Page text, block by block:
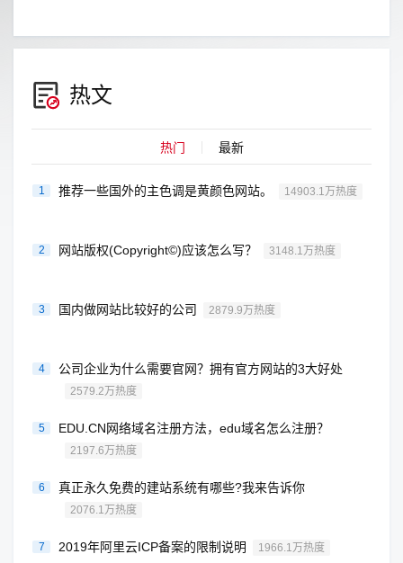
热文
热门 最新
1 推荐一些国外的主色调是黄颜色网站。 14903.1万热度
2 网站版权(Copyright©)应该怎么写？ 3148.1万热度
3 国内做网站比较好的公司 2879.9万热度
4 公司企业为什么需要官网？拥有官方网站的3大好处
2579.2万热度
5 EDU.CN网络域名注册方法，edu域名怎么注册？
2197.6万热度
6 真正永久免费的建站系统有哪些?我来告诉你
2076.1万热度
7 2019年阿里云ICP备案的限制说明 1966.1万热度